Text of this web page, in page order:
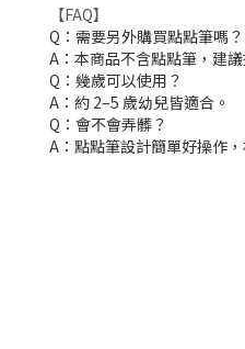
【FAQ】
Q：需要另外購買點點筆嗎？
A：本商品不含點點筆，建
Q：幾歲可以使用？
A：約 2–5 歲幼兒皆適合。
Q：會不會弄髒？
A：點點筆設計簡單好操作